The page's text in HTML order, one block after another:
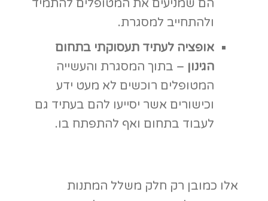
טיפולית או בעצם כל מרחב גינון, תופס
תאוצה והופך פופולרי יותר ויותר בכל
העולם.
חממה ביתית גלורי
קומפוסטר 105X2